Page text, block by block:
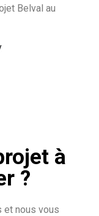
Belval au
à
?
et nous vous